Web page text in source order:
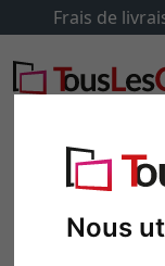
Nous
Frais de